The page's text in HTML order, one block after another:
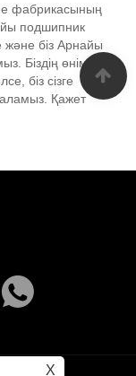
фабрикасының
подшипник
біз Арнайы
Біздің өнімдер
біз сізге
Қажет
X